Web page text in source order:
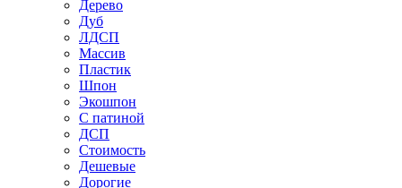
Дерево
Дуб
ЛДСП
Массив
Пластик
Шпон
Экошпон
С патиной
ДСП
Стоимость
Дешевые
Дорогие